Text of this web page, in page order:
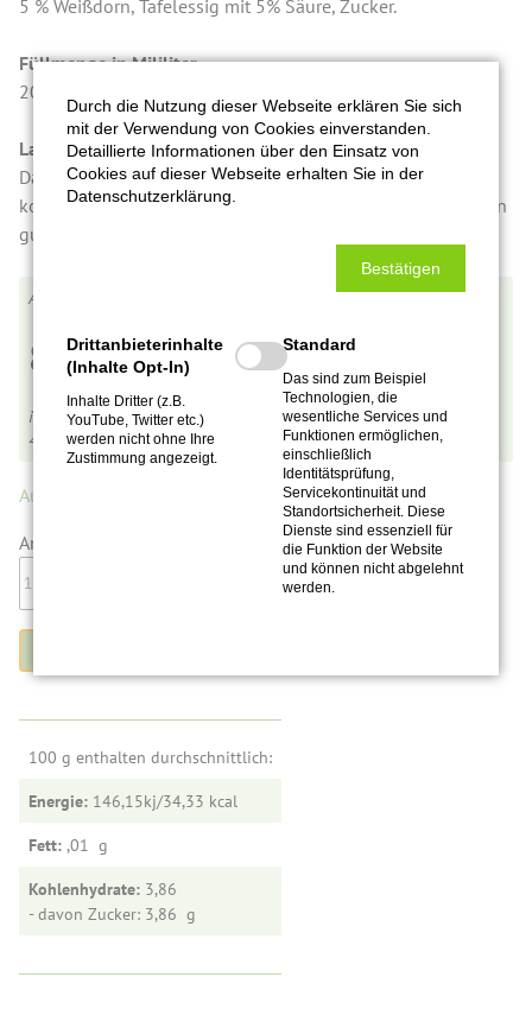
5 % Weißdorn, Tafelessig mit 5% Säure, Zucker.
Füllmenge in Mililiter
200 ml
Lagerung/Qualitätshinweis
Da es ein Naturprodukt ist, kann es zu Ablagerungen
kommen, oder es kann sich eine Essigmutter bilden, was ein
gutes Zeichen ist.
8,90€
inkl. MwSt.,zzgl. Versandkosten
4,45
€pro 100 ml
Auf Lager.
Anzahl:
100 g enthalten durchschnittlich:
Energie: 146,15kj/34,33
Fett: ,01
Kohlenhydrate: 3,86
- davon Zucker: 3,86
Durch die Nutzung dieser Webseite erklären Sie sich
mit der Verwendung von Cookies einverstanden.
Detaillierte Informationen über den Einsatz von
Cookies auf dieser Webseite erhalten Sie in der
Datenschutzerklärung.
Bestätigen
Drittanbieterinhalte
(Inhalte Opt-In)
Inhalte Dritter (z.B.
YouTube, Twitter etc.)
werden nicht ohne Ihre
Zustimmung angezeigt.
Standard
Das sind zum Beispiel
Technologien, die
wesentliche Services und
Funktionen ermöglichen,
einschließlich
Identitätsprüfung,
Servicekontinuität und
Standortsicherheit. Diese
Dienste sind essenziell für
die Funktion der Website
und können nicht abgelehnt
werden.